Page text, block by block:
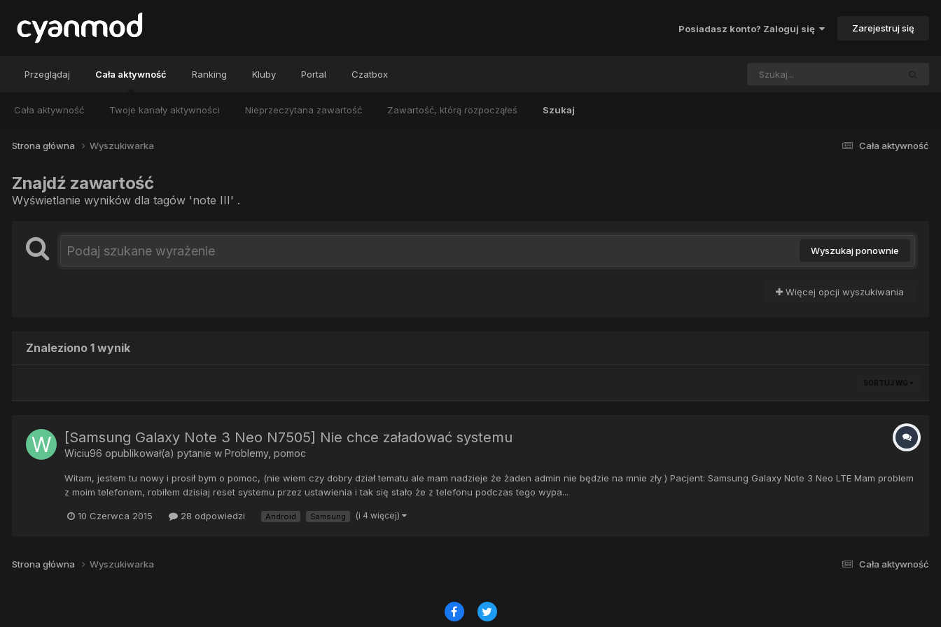
Posiadasz konto? Zaloguj się Zarejestruj się
Przeglądaj Cała aktywność
Cała aktywność Twoje kanały aktywności Nieprzeczytana zawartość Zawartość, którą rozpocząłeś Szukaj
Ranking Kluby Portal Czatbox
Cała aktywność
Strona główna Wyszukiwarka
Znajdź zawartość
Wyświetlanie wyników dla tagów 'note III' .
Wyszukaj ponownie
Więcej opcji wyszukiwania
Znaleziono 1 wynik
SORTUJ WG
[Samsung Galaxy Note 3 Neo N7505] Nie chce załadować systemu
Wiciu96 opublikował(a) pytanie w Problemy, pomoc
Witam, jestem tu nowy i prosił bym o pomoc, (nie wiem czy dobry dział tematu ale mam nadzieje że żaden admin nie będzie na mnie zły ) Pacjent: Samsung Galaxy Note 3 Neo LTE Mam problem
z moim telefonem, robiłem dzisiaj reset systemu przez ustawienia i tak się stało że z telefonu podczas tego wypa...
10 Czerwca 2015 28 odpowiedzi Android Samsung (i 4 więcej)
Cała aktywność
Strona główna Wyszukiwarka